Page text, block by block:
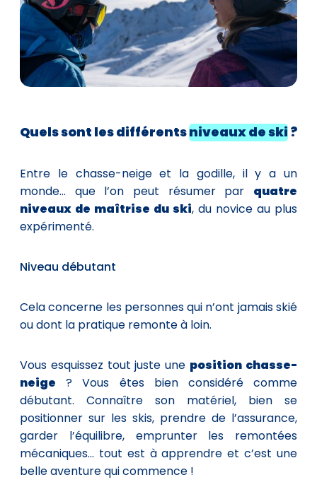
Quelssont les différentsniveaux de ski?
Entre le chasse-neige et la godille, il y a un
monde... que l’on peut résumer par quatre
niveaux de maîtrise du ski, du novice au plus
expérimenté.
Niveau débutant
Cela concerne les personnes qui n’ont jamais skié
ou dont la pratique remonte à loin.
Vous esquissez tout juste une position chasse-
neige ? Vous êtes bien considéré comme
débutant. Connaître son matériel, bien se
positionner sur les skis, prendre de l’assurance,
garder l’équilibre, emprunter les remontées
mécaniques... tout est à apprendre et c’est une
belle aventure qui commence !